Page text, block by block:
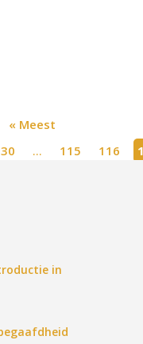
« Meest
30 ... 115 116
in